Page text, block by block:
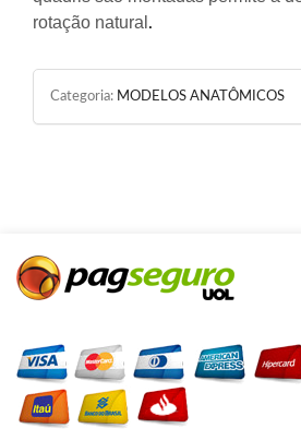
rotação natural .
Categoria: MODELOS ANATÔMICOS